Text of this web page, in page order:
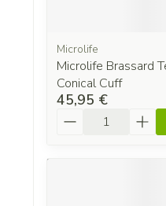
Microlife
Microlife Brassard
Conical Cuff
45,95 €
Quantité